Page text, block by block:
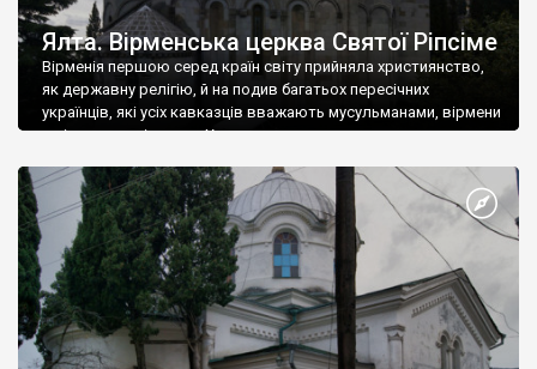
Ялта. Вірменська церква Святої Ріпсіме
Вірменія першою серед країн світу прийняла християнство,
як державну релігію, й на подив багатьох пересічних
українців, які усіх кавказців вважають мусульманами, вірмени
є відданими вірянами Христа